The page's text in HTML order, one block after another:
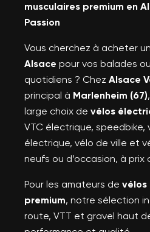
musculaires premium en
Passion
Vous cherchez à acheter un
Alsace pour vos balades
quotidiens ? Chez Alsace
principal à Marlenheim (67)
large choix de vélos
VTC électrique, speedbike,
électrique, vélo de ville et
neufs ou d’occasion, à
Pour les amateurs de vélos
premium, notre sélection
route, VTT et gravel haut